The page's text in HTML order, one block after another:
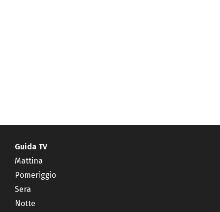
Guida TV
Mattina
Pomeriggio
Sera
Notte